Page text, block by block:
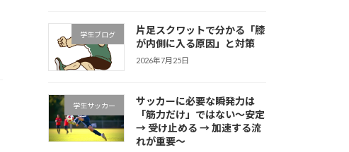
学生ブログ
片足スクワットで分かる「膝
が内側に入る原因」と対策
2026年7月25日
学生サッカー
サッカーに必要な瞬発力は
「筋力だけ」ではない～安定
→ 受け止める → 加速する流
れが重要～